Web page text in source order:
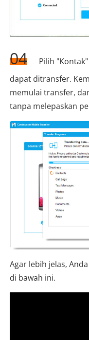
04
Pilih
dapat ditransfer.
memulai transfer,
tanpa melepaskan
Agar lebih jelas,
di bawah ini.